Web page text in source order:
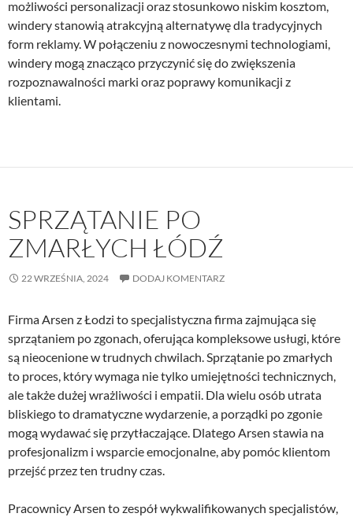
możliwości personalizacji oraz stosunkowo niskim kosztom,
windery stanowią atrakcyjną alternatywę dla tradycyjnych
form reklamy. W połączeniu z nowoczesnymi technologiami,
windery mogą znacząco przyczynić się do zwiększenia
rozpoznawalności marki oraz poprawy komunikacji z
klientami.
SPRZĄTANIE PO
ZMARŁYCH ŁÓDŹ
22 WRZEŚNIA, 2024 DODAJ KOMENTARZ
Firma Arsen z Łodzi to specjalistyczna firma zajmująca się
sprzątaniem po zgonach, oferująca kompleksowe usługi, które
są nieocenione w trudnych chwilach. Sprzątanie po zmarłych
to proces, który wymaga nie tylko umiejętności technicznych,
ale także dużej wrażliwości i empatii. Dla wielu osób utrata
bliskiego to dramatyczne wydarzenie, a porządki po zgonie
mogą wydawać się przytłaczające. Dlatego Arsen stawia na
profesjonalizm i wsparcie emocjonalne, aby pomóc klientom
przejść przez ten trudny czas.
Pracownicy Arsen to zespół wykwalifikowanych specjalistów,